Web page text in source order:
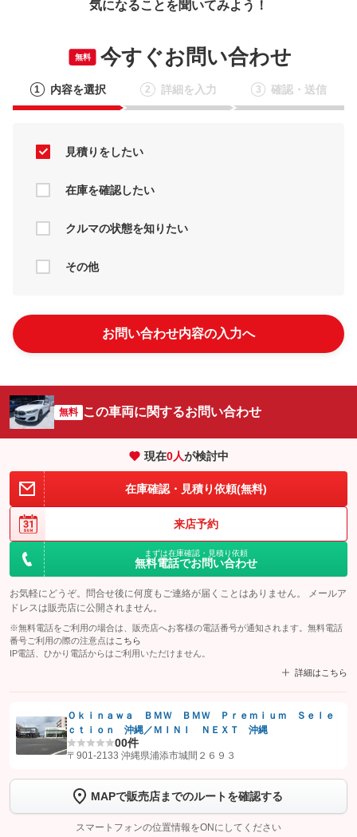
気になることを聞いてみよう！
無料 今すぐお問い合わせ
1 内容を選択 2 詳細を入力 3 確認・送信
見積りをしたい
在庫を確認したい
クルマの状態を知りたい
その他
お問い合わせ内容の入力へ
無料 この車両に関するお問い合わせ
現在0人が検討中
在庫確認・見積り依頼(無料)
来店予約
まずは在庫確認・見積り依頼
無料電話でお問い合わせ
お気軽にどうぞ。問合せ後に何度もご連絡が届くことはありません。 メールア
ドレスは販売店に公開されません。
※無料電話をご利用の場合は、販売店へお客様の電話番号が通知されます。無料電話
番号ご利用の際の注意点は こちら
IP電話、ひかり電話からはご利用いただけません。
詳細はこちら
【STEP1】認証画面でグーネットを友だち追加してから「許可する」ボタンを押
します
【STEP2】 トーク画面で
完了してください。
こちら
Ｏｋｉｎａｗａ ＢＭＷ ＢＭＷ Ｐｒｅｍｉｕｍ Ｓｅｌｅ
ｃｔｉｏｎ 沖縄／ＭＩＮＩ ＮＥＸＴ 沖縄
00件
〒901-2133 沖縄県浦添市城間２６９３
MAPで販売店までのルートを確認する
スマートフォンの位置情報をONにしてください